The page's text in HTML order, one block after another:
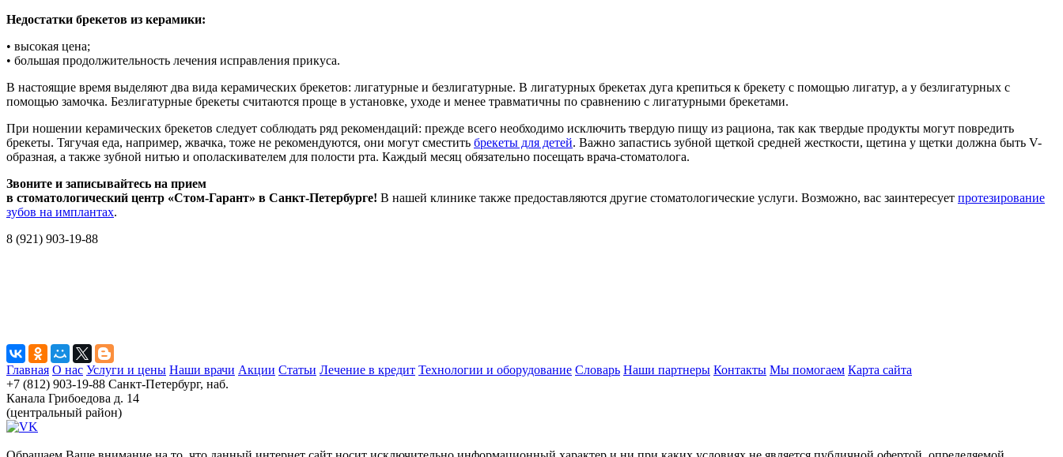
Недостатки брекетов из керамики:
• высокая цена;
• большая продолжительность лечения исправления прикуса.
В настоящие время выделяют два вида керамических брекетов: лигатурные и безлигатурные. В лигатурных брекетах дуга крепиться к брекету с помощью лигатур, а у безлигатурных с
помощью замочка. Безлигатурные брекеты считаются проще в установке, уходе и менее травматичны по сравнению с лигатурными брекетами.
При ношении керамических брекетов следует соблюдать ряд рекомендаций: прежде всего необходимо исключить твердую пищу из рациона, так как твердые продукты могут повредить
брекеты. Тягучая еда, например, жвачка, тоже не рекомендуются, они могут сместить брекеты для детей. Важно запастись зубной щеткой средней жесткости, щетина у щетки должна быть V-
образная, а также зубной нитью и ополаскивателем для полости рта. Каждый месяц обязательно посещать врача-стоматолога.
Звоните и записывайтесь на прием
в стоматологический центр «Стом-Гарант» в Санкт-Петербурге! В нашей клинике также предоставляются другие стоматологические услуги. Возможно, вас заинтересует протезирование
зубов на имплантах.
8 (921) 903-19-88
Главная О нас Услуги и цены Наши врачи Акции Статьи Лечение в кредит Технологии и оборудование Словарь Наши партнеры Контакты Мы помогаем Карта сайта
+7 (812) 903-19-88 Санкт-Петербург, наб.
Канала Грибоедова д. 14
(центральный район)